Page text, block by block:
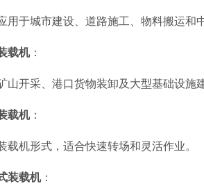
用于城市建设、道路施工、物料搬运和
载机：
山开采、港口货物装卸及大型基础设施
载机：
载机形式，适合快速转场和灵活作业。
装载机：